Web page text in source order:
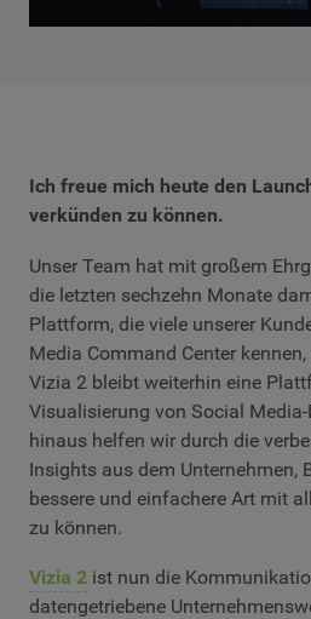
Ich freue mich heute den
verkünden zu können.
Unser Team hat mit großem
die letzten sechzehn Monate
Plattform, die viele unserer
Media Command Center
Vizia 2 bleibt weiterhin eine
Visualisierung von Social
hinaus helfen wir durch die
Insights aus dem Unternehmen,
bessere und einfachere Art mit
zu können.
Vizia 2 ist nun die
datengetriebene